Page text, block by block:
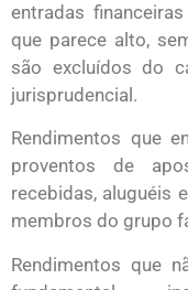
entradas
que parece alto,
são excluídos do
jurisprudencial.
Rendimentos que
proventos de
recebidas, aluguéis
membros do grupo
Rendimentos que